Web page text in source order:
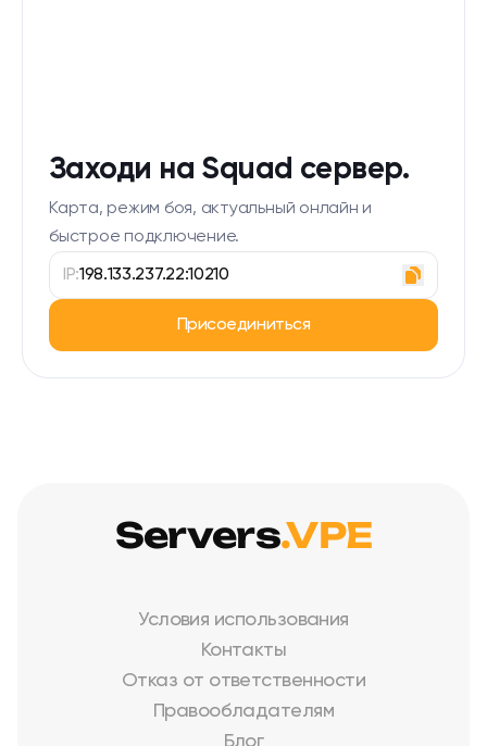
Заходи на Squad сервер.
Карта, режим боя, актуальный онлайн и
быстрое подключение.
IP:198.133.237.22:10210
Присоединиться
Условия использования
Контакты
Отказ от ответственности
Правообладателям
Блог
Servers.VPE